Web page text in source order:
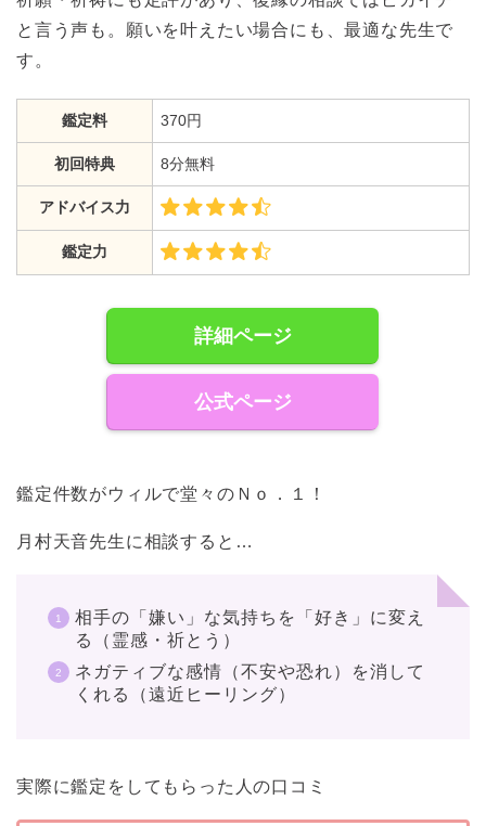
と言う声も。願いを叶えたい場合にも、最適な先生で
す。
鑑定料 370円
初回特典 8分無料
アドバイス力
鑑定力
詳細ページ
公式ページ
鑑定件数がウィルで堂々のＮｏ．１！
月村天音先生に相談すると…
相手の「嫌い」な気持ちを「好き」に変え
る（霊感・祈とう）
ネガティブな感情（不安や恐れ）を消して
くれる（遠近ヒーリング）
実際に鑑定をしてもらった人の口コミ